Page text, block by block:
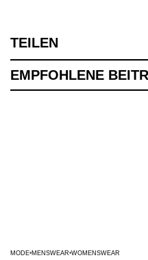
TEILEN
EMPFOHLENE
MODE MENSWEAR WOMENSWEAR